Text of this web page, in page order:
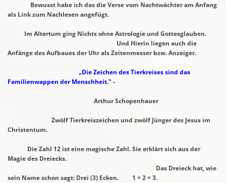
Bewusst habe ich das die Verse vom Nachtwächter am Anfang
als Link zum Nachlesen angefügt.
Im Altertum ging Nichts ohne Astrologie und Gottesglauben.
Und Hierin liegen auch die
Anfänge des Aufbaues der Uhr als Zeitenmesser bzw. Anzeiger.
„Die Zeichen des Tierkreises sind das
Familienwappen derMenschheit." -
Arthur Schopenhauer
Zwölf Tierkreiszeichen und zwölf Jünger des Jesus im
Christentum.
Die Zahl 12 ist eine magische Zahl. Sie erklärt sich aus der
Magie des Dreiecks.
Das Dreieck hat, wie
sein Name schon sagt: Drei (3) Ecken. 1 + 2 = 3.